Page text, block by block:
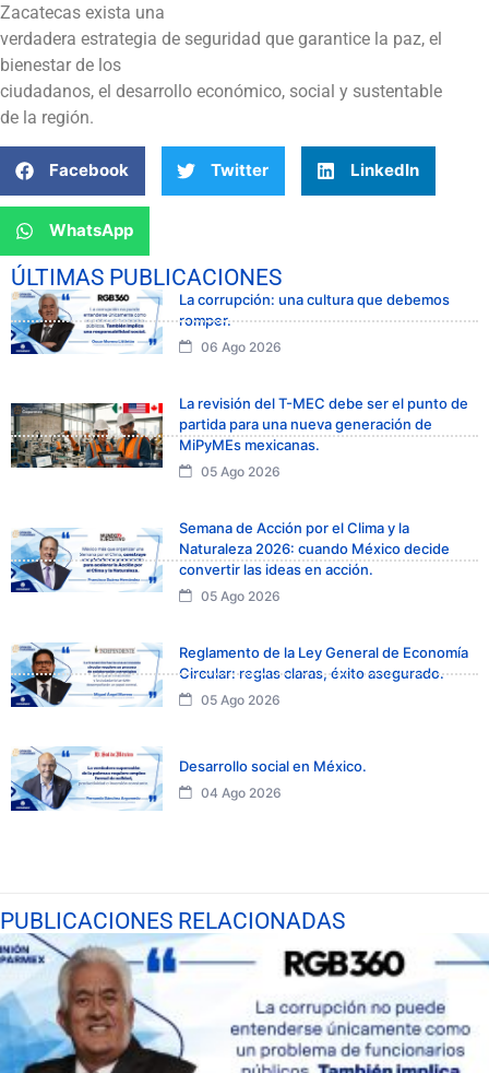
Zacatecas exista una
verdadera estrategia de seguridad que garantice la paz, el
bienestar de los
ciudadanos, el desarrollo económico, social y sustentable
de la región.
Facebook Twitter LinkedIn
WhatsApp
ÚLTIMAS PUBLICACIONES
La corrupción: una cultura que debemos
romper.
06 Ago 2026
La revisión del T-MEC debe ser el punto de
partida para una nueva generación de
MiPyMEs mexicanas.
05 Ago 2026
Semana de Acción por el Clima y la
Naturaleza 2026: cuando México decide
convertir las ideas en acción.
05 Ago 2026
Reglamento de la Ley General de Economía
Circular: reglas claras, éxito asegurado.
05 Ago 2026
Desarrollo social en México.
04 Ago 2026
PUBLICACIONES RELACIONADAS